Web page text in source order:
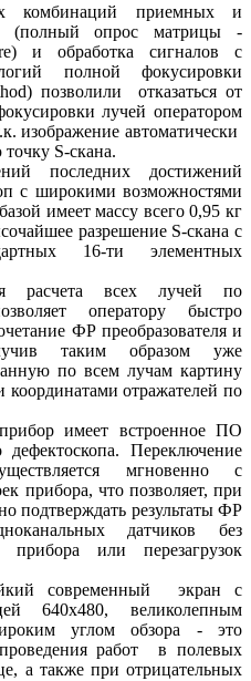
комбинаций приемных и
(полный опрос матрицы -
и обработка сигналов с
полной фокусировки
позволили отказаться от
лучей оператором
изображение автоматически
S-скана.
последних достижений
с широкими возможностями
имеет массу всего 0,95 кг
разрешение S-скана с
16-ти элементных
расчета всех лучей по
оператору быстро
ФР преобразователя и
таким образом уже
по всем лучам картину
отражателей по
имеет встроенное ПО
дефектоскопа. Переключение
мгновенно с
прибора, что позволяет, при
подтверждать результаты ФР
датчиков без
прибора или перезагрузок
современный экран с
640х480, великолепным
углом обзора - это
работ в полевых
а также при отрицательных